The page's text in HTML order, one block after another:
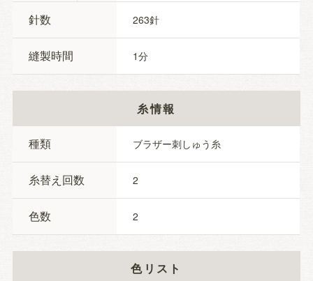
針数 263
縫製時間 1
糸情報
種類 ブラザー刺しゅう糸
糸替え回数 2
色数 2
色リスト